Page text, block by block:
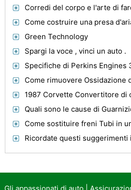
Corredi del corpo e l'arte di
Come costruire una presa
Green Technology
Spargi la voce , vinci un auto .
Specifiche di Perkins Engines
1987 Corvette Convertitore di
Come sostituire freni Tubi in
Ricordate questi